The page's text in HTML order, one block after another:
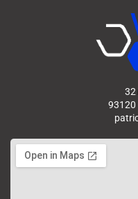
32
93120